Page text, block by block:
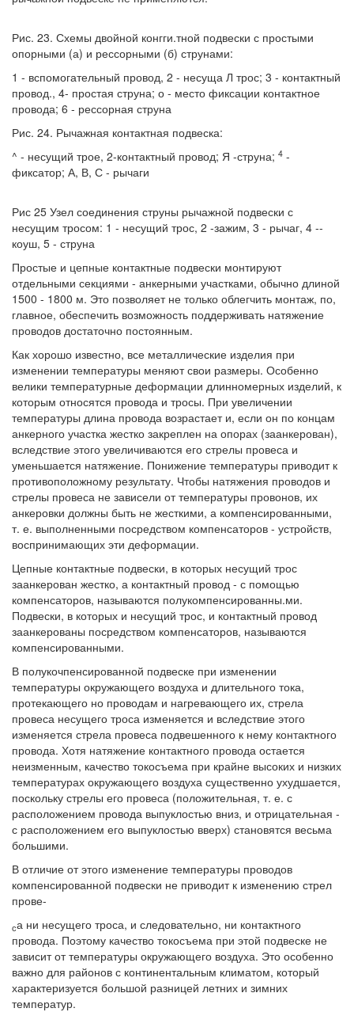
Рис. 23. Схемы двойной конгги.тной подвески с простыми
опорными (а) и рессорными (б) струнами:
1 - вспомогательный провод, 2 - несуща Л трос; 3 - контактный
провод., 4- простая струна; о - место фиксации контактное
провода; 6 - рессорная струна
Рис. 24. Рычажная контактная подвеска:
^ - несущий трое, 2-контактный провод; Я -струна; 4 -
фиксатор; А, В, С - рычаги
Рис 25 Узел соединения струны рычажной подвески с
несущим тросом: 1 - несущий трос, 2 -зажим, 3 - рычаг, 4 --
коуш, 5 - струна
Простые и цепные контактные подвески монтируют
отдельными секциями - анкерными участками, обычно длиной
1500 - 1800 м. Это позволяет не только облегчить монтаж, по,
главное, обеспечить возможность поддерживать натяжение
проводов достаточно постоянным.
Как хорошо известно, все металлические изделия при
изменении температуры меняют свои размеры. Особенно
велики температурные деформации длинномерных изделий, к
которым относятся провода и тросы. При увеличении
температуры длина провода возрастает и, если он по концам
анкерного участка жестко закреплен на опорах (заанкерован),
вследствие этого увеличиваются его стрелы провеса и
уменьшается натяжение. Понижение температуры приводит к
противоположному результату. Чтобы натяжения проводов и
стрелы провеса не зависели от температуры провонов, их
анкеровки должны быть не жесткими, а компенсированными,
т. е. выполненными посредством компенсаторов - устройств,
воспринимающих эти деформации.
Цепные контактные подвески, в которых несущий трос
заанкерован жестко, а контактный провод - с помощью
компенсаторов, называются полукомпенсированны.ми.
Подвески, в которых и несущий трос, и контактный провод
заанкерованы посредством компенсаторов, называются
компенсированными.
В полукочпенсированной подвеске при изменении
температуры окружающего воздуха и длительного тока,
протекающего но проводам и нагревающего их, стрела
провеса несущего троса изменяется и вследствие этого
изменяется стрела провеса подвешенного к нему контактного
провода. Хотя натяжение контактного провода остается
неизменным, качество токосъема при крайне высоких и низких
температурах окружающего воздуха существенно ухудшается,
поскольку стрелы его провеса (положительная, т. е. с
расположением провода выпуклостью вниз, и отрицательная -
с расположением его выпуклостью вверх) становятся весьма
большими.
В отличие от этого изменение температуры проводов
компенсированной подвески не приводит к изменению стрел
прове-
са ни несущего троса, и следовательно, ни контактного
провода. Поэтому качество токосъема при этой подвеске не
зависит от температуры окружающего воздуха. Это особенно
важно для районов с континентальным климатом, который
характеризуется большой разницей летних и зимних
температур.